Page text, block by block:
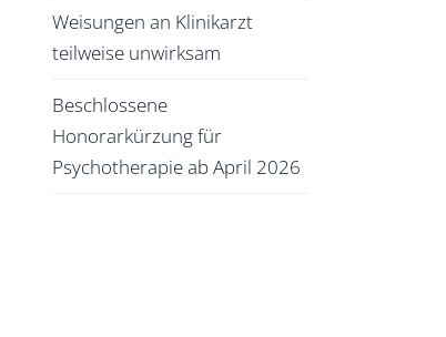
Weisungen an Klinikarzt
teilweise unwirksam
Beschlossene
Honorarkürzung für
Psychotherapie ab April 2026